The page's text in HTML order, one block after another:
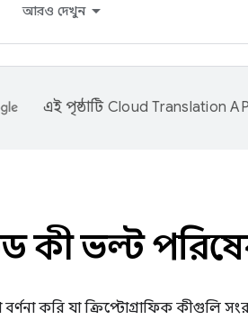
আরও দেখুন
এই পৃষ্ঠাটি Cloud Translation
কী ভল্ট
বর্ণনা করি যা ক্রিপ্টোগ্রাফিক কীগুলি